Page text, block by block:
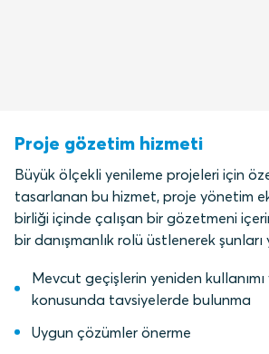
Proje gözetim hizmeti
Büyük ölçekli yenileme projeleri için
tasarlanan bu hizmet, proje yönetim
birliği içinde çalışan bir gözetmeni
bir danışmanlık rolü üstlenerek şunları
Mevcut geçişlerin yeniden
konusunda tavsiyelerde bulunma
Uygun çözümler önerme